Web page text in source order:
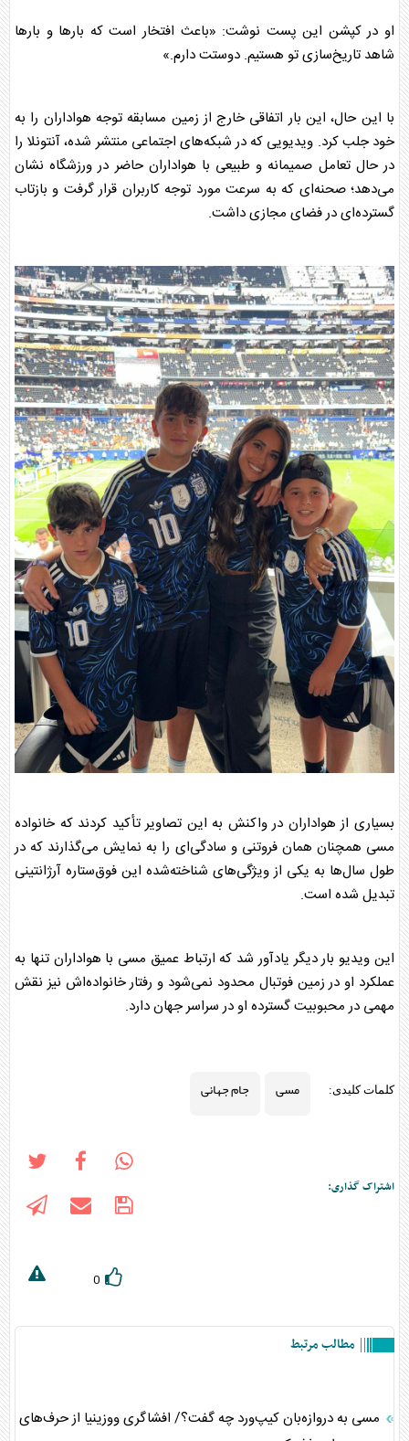
او در کپشن این پست نوشت: «باعث افتخار است که بار‌ها و بار‌ها
شاهد تاریخ‌سازی تو هستیم. دوستت دارم.»
با این حال، این بار اتفاقی خارج از زمین مسابقه توجه هواداران را به
خود جلب کرد. ویدیویی که در شبکه‌های اجتماعی منتشر شده، آنتونلا را
در حال تعامل صمیمانه و طبیعی با هواداران حاضر در ورزشگاه نشان
می‌دهد؛ صحنه‌ای که به سرعت مورد توجه کاربران قرار گرفت و بازتاب
گسترده‌ای در فضای مجازی داشت.
بسیاری از هواداران در واکنش به این تصاویر تأکید کردند که خانواده
مسی همچنان همان فروتنی و سادگی‌ای را به نمایش می‌گذارند که در
طول سال‌ها به یکی از ویژگی‌های شناخته‌شده این فوق‌ستاره آرژانتینی
تبدیل شده است.
این ویدیو بار دیگر یادآور شد که ارتباط عمیق مسی با هواداران تنها به
عملکرد او در زمین فوتبال محدود نمی‌شود و رفتار خانواده‌اش نیز نقش
مهمی در محبوبیت گسترده او در سراسر جهان دارد.
کلمات کلیدی: مسی جام جهانی
اشتراک گذاری:
0
مطالب مرتبط
مسی به دروازه‌بان کیپ‌ورد چه گفت؟/ افشاگری ووزینیا از حرف‌های